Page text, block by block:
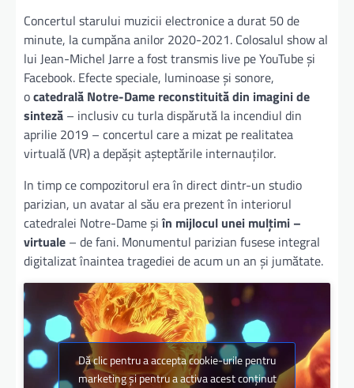
Concertul starului muzicii electronice a durat 50 de
minute, la cumpăna anilor 2020-2021. Colosalul show al
lui Jean-Michel Jarre a fost transmis live pe YouTube şi
Facebook. Efecte speciale, luminoase şi sonore,
ocatedrală Notre-Dame reconstituită din imagini de
sinteză – inclusiv cu turla dispărută la incendiul din
aprilie 2019 – concertul care a mizat pe realitatea
virtuală (VR) a depăşit aşteptările internauţilor.
In timp ce compozitorul era în direct dintr-un studio
parizian, un avatar al său era prezent în interiorul
catedralei Notre-Dame şiîn mijlocul unei mulţimi –
virtuale – de fani. Monumentul parizian fusese integral
digitalizat înaintea tragediei de acum un an şi jumătate.
Dă clic pentru a accepta cookie-urile pentru
marketing și pentru a activa acest conținut